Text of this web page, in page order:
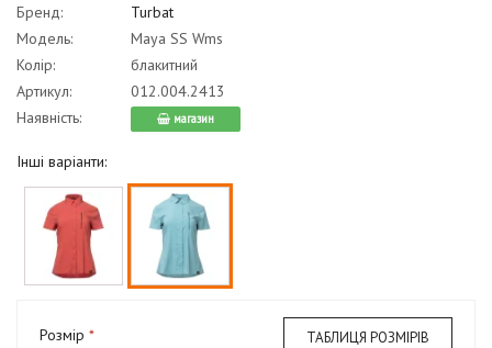
Бренд:
Turbat
Модель:
Maya SS Wms
Колір:
блакитний
Артикул:
012.004.2413
Наявність:
магазин
Інші варіанти:
Розмір ТАБЛИЦЯ РОЗМІРІВ